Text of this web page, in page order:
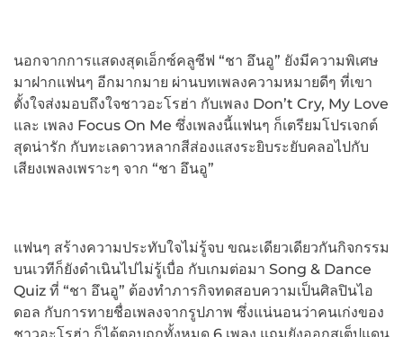
นอกจากการแสดงสุดเอ็กซ์คลูซีฟ “ชา อึนอู” ยังมีความพิเศษ
มาฝากแฟนๆ อีกมากมาย ผ่านบทเพลงความหมายดีๆ ที่เขา
ตั้งใจส่งมอบถึงใจชาวอะโรฮ่า กับเพลง Don’t Cry, My Love
และ เพลง Focus On Me ซึ่งเพลงนี้แฟนๆ ก็เตรียมโปรเจกต์
สุดน่ารัก กับทะเลดาวหลากสีส่องแสงระยิบระยับคลอไปกับ
เสียงเพลงเพราะๆ จาก “ชา อึนอู”
แฟนๆ สร้างความประทับใจไม่รู้จบ ขณะเดียวเดียวกันกิจกรรม
บนเวทีก็ยังดำเนินไปไม่รู้เบื่อ กับเกมต่อมา Song & Dance
Quiz ที่ “ชา อึนอู” ต้องทำภารกิจทดสอบความเป็นศิลปินไอ
ดอล กับการทายชื่อเพลงจากรูปภาพ ซึ่งแน่นอนว่าคนเก่งของ